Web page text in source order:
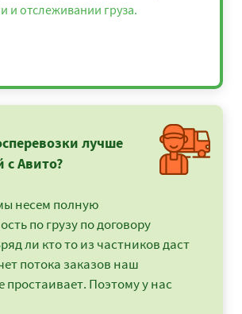
и отслеживании груза.
лучше
с Авито?
несем полную
по грузу по договору
ли кто то из частников даст
потока заказов наш
простаивает. Поэтому у нас